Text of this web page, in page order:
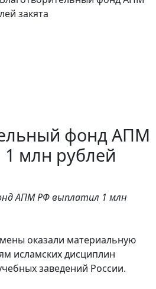
закята
фонд АПМ
млн рублей
АПМ РФ выплатил 1 млн
оказали материальную
исламских дисциплин
заведений России.